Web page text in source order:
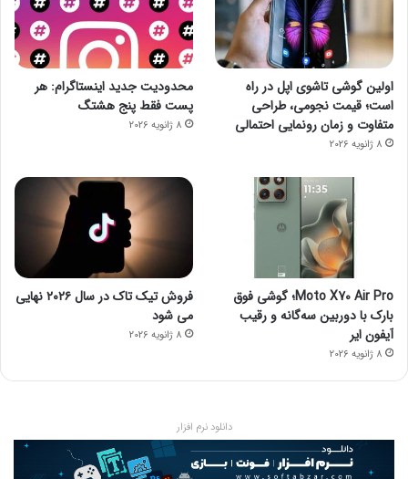
اولین گوشی تاشوی اپل در راه
است؛ قیمت نجومی، طراحی
متفاوت و زمان رونمایی احتمالی
8 ژانویه 2026
محدودیت جدید اینستاگرام: هر
پست فقط پنج هشتگ
8 ژانویه 2026
Moto X70 Air Pro؛ گوشی فوق
بارک با دوربین سه‌گانه و رقیب
آیفون ایر
8 ژانویه 2026
فروش تیک تاک در سال ۲۰۲۶ نهایی
می شود
8 ژانویه 2026
دانلود نرم افزار